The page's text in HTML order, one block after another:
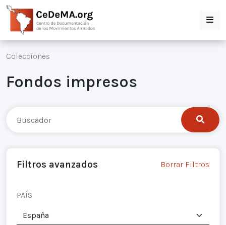
Colecciones
Fondos impresos
Filtros avanzados Borrar Filtros
PAÍS